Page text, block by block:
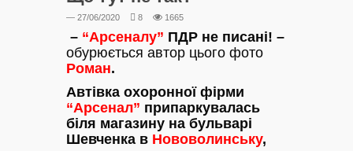
— 27/06/2020 8 1665
– “Арсеналу” ПДР не писані! –
обурюється автор цього фото
Роман.
Автівка охоронної фірми
“Арсенал” припаркувалась
біля магазину на бульварі
Шевченка в Нововолинську,